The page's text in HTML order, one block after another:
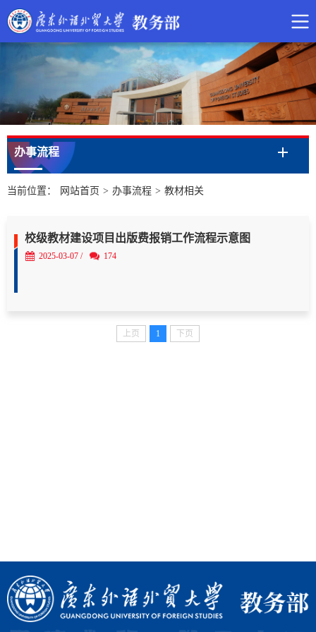
办事流程
当前位置： 网站首页 > 办事流程 > 教材相关
校级教材建设项目出版费报销工作流程示意图
2025-03-07 / 174
上页 1 下页